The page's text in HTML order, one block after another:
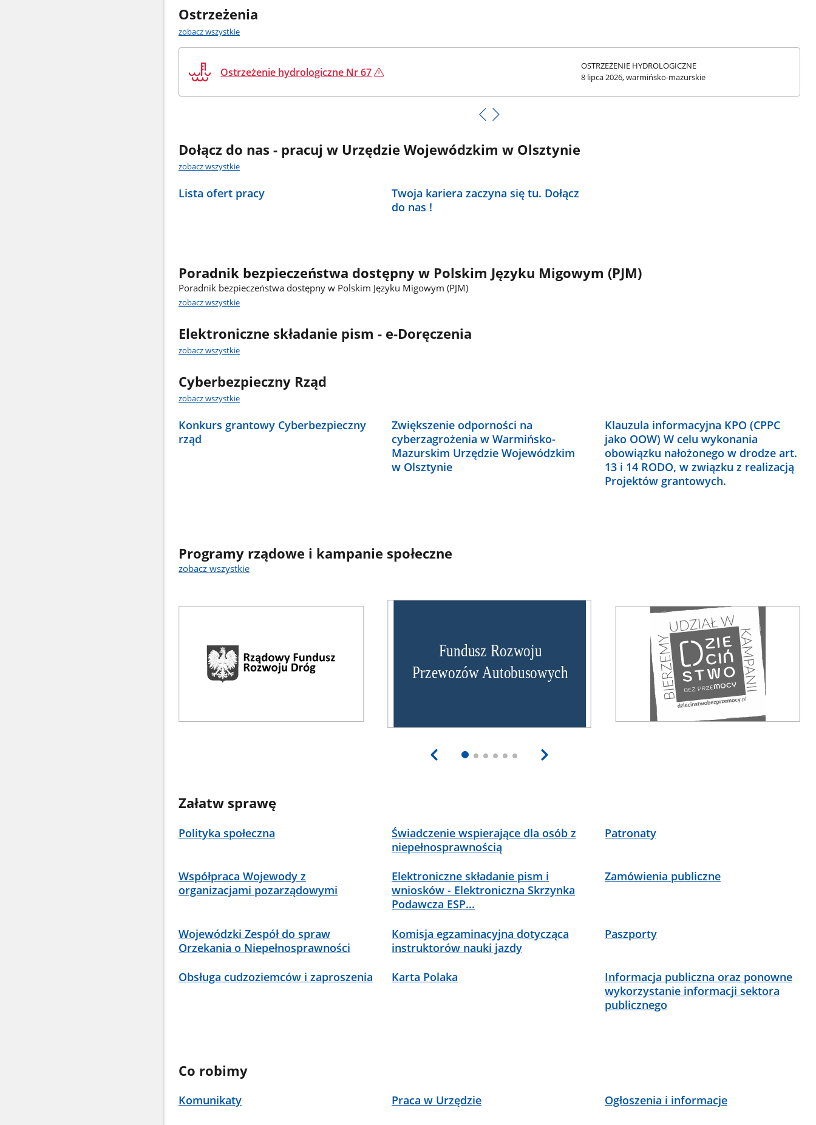
Ostrzeżenia
zobacz wszystkieostrzeżenia
Uwaga!
Ostrzeżenie hydrologiczne Nr 67
OSTRZEŻENIE HYDROLOGICZNE
Stan
dnia:
8 lipca 2026, warmińsko-mazurskie
Dołącz do nas - pracuj w Urzędzie Wojewódzkim w Olsztynie
zobacz wszystkie
Lista ofert pracy
Twoja kariera zaczyna się tu. Dołącz
do nas !
Poradnik bezpieczeństwa dostępny w Polskim Języku Migowym (PJM)
Poradnik bezpieczeństwa dostępny w Polskim Języku Migowym (PJM)
zobacz wszystkie
Elektroniczne składanie pism - e-Doręczenia
zobacz wszystkie
Cyberbezpieczny Rząd
zobacz wszystkie
Konkurs grantowy Cyberbezpieczny
rząd
Zwiększenie odporności na
cyberzagrożenia w Warmińsko-
Mazurskim Urzędzie Wojewódzkim
w Olsztynie
Klauzula informacyjna KPO (CPPC
jako OOW) W celu wykonania
obowiązku nałożonego w drodze art.
13 i 14 RODO, w związku z realizacją
Projektów grantowych.
Programy rządowe i kampanie społeczne
zobacz wszystkie
Załatw sprawę
Polityka społeczna
Świadczenie wspierające dla osób z
niepełnosprawnością
Patronaty
Współpraca Wojewody z
organizacjami pozarządowymi
Elektroniczne składanie pism i
wniosków - Elektroniczna Skrzynka
Podawcza ESP...
Zamówienia publiczne
Wojewódzki Zespół do spraw
Orzekania o Niepełnosprawności
Komisja egzaminacyjna dotycząca
instruktorów nauki jazdy
Paszporty
Obsługa cudzoziemców i zaproszenia Karta Polaka
Informacja publiczna oraz ponowne
wykorzystanie informacji sektora
publicznego
Co robimy
Komunikaty Praca w Urzędzie Ogłoszenia i informacje